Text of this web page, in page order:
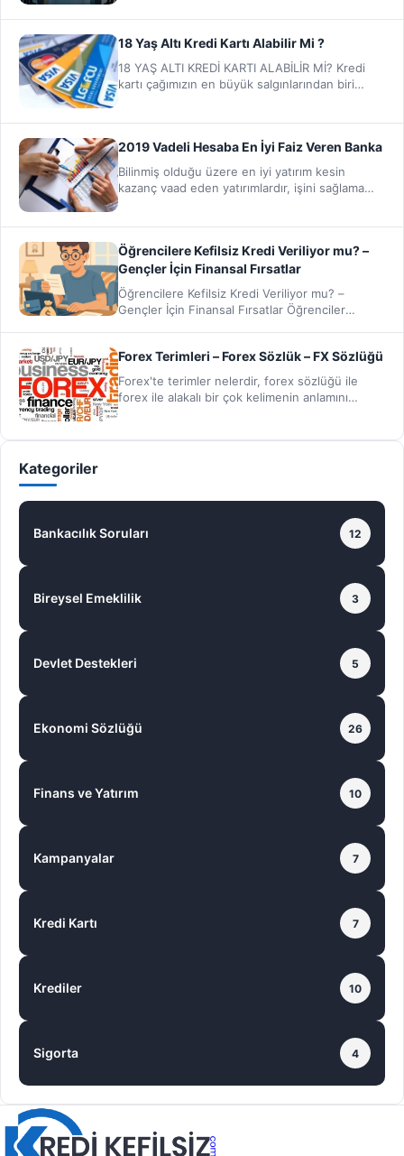
18 Yaş Altı Kredi Kartı Alabilir Mi ?
18 YAŞ ALTI KREDİ KARTI ALABİLİR Mİ? Kredi
kartı çağımızın en büyük salgınlarından biri
2019 Vadeli Hesaba En İyi Faiz Veren Banka
Bilinmiş olduğu üzere en iyi yatırım kesin
kazanç vaad eden yatırımlardır, işini sağlama
Öğrencilere Kefilsiz Kredi Veriliyor mu? –
Gençler İçin Finansal Fırsatlar
Öğrencilere Kefilsiz Kredi Veriliyor mu? –
Gençler İçin Finansal Fırsatlar Öğrenciler
Forex Terimleri – Forex Sözlük – FX Sözlüğü
Forex'te terimler nelerdir, forex sözlüğü ile
forex ile alakalı bir çok kelimenin anlamını
Kategoriler
Bankacılık Soruları 12
Bireysel Emeklilik 3
Devlet Destekleri 5
Ekonomi Sözlüğü 26
Finans ve Yatırım 10
Kampanyalar 7
Kredi Kartı 7
Krediler 10
Sigorta 4